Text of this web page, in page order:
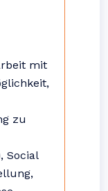
mit
zu
Social